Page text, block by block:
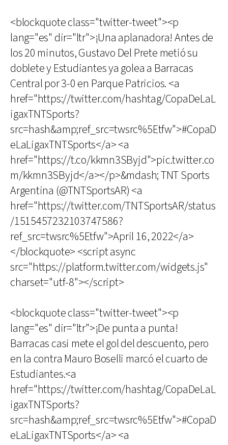
<blockquote class="twitter-tweet"><p
lang="es" dir="ltr">¡Una aplanadora! Antes de
los 20 minutos, Gustavo Del Prete metió su
doblete y Estudiantes ya golea a Barracas
Central por 3-0 en Parque Patricios. <a
href="https://twitter.com/hashtag/CopaDeLaL
igaxTNTSports?
src=hash&amp;ref_src=twsrc%5Etfw">#CopaD
eLaLigaxTNTSports</a> <a
href="https://t.co/kkmn3SByjd">pic.twitter.co
m/kkmn3SByjd</a></p>&mdash; TNT Sports
Argentina (@TNTSportsAR) <a
href="https://twitter.com/TNTSportsAR/status
/1515457232103747586?
ref_src=twsrc%5Etfw">April 16, 2022</a>
</blockquote> <script async
src="https://platform.twitter.com/widgets.js"
charset="utf-8"></script>
<blockquote class="twitter-tweet"><p
lang="es" dir="ltr">¡De punta a punta!
Barracas casi mete el gol del descuento, pero
en la contra Mauro Boselli marcó el cuarto de
Estudiantes.<a
href="https://twitter.com/hashtag/CopaDeLaL
igaxTNTSports?
src=hash&amp;ref_src=twsrc%5Etfw">#CopaD
eLaLigaxTNTSports</a> <a